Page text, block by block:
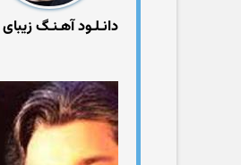
دانـلـود آهـنـگ زیبای